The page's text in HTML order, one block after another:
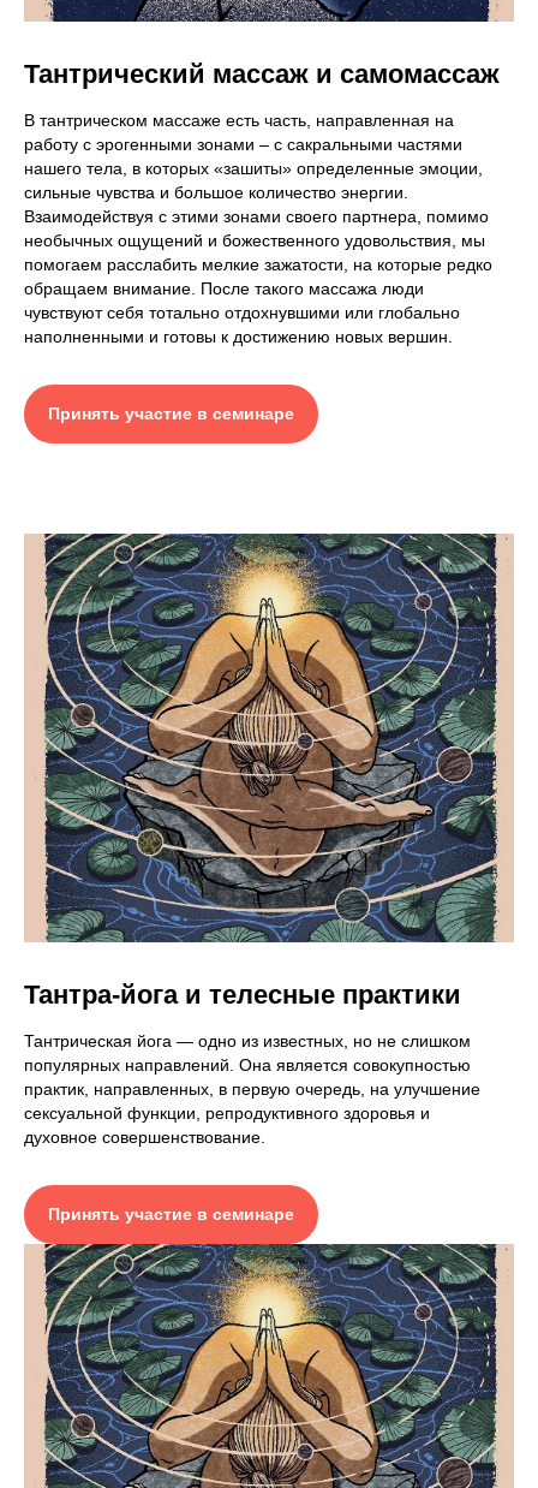
Тантрический массаж и самомассаж
В тантрическом массаже есть часть, направленная на
работу с эрогенными зонами – с сакральными частями
нашего тела, в которых «зашиты» определенные эмоции,
сильные чувства и большое количество энергии.
Взаимодействуя с этими зонами своего партнера, помимо
необычных ощущений и божественного удовольствия, мы
помогаем расслабить мелкие зажатости, на которые редко
обращаем внимание. После такого массажа люди
чувствуют себя тотально отдохнувшими или глобально
наполненными и готовы к достижению новых вершин.
Принять участие в семинаре
Тантра-йога и телесные практики
Тантрическая йога — одно из известных, но не слишком
популярных направлений. Она является совокупностью
практик, направленных, в первую очередь, на улучшение
сексуальной функции, репродуктивного здоровья и
духовное совершенствование.
Принять участие в семинаре